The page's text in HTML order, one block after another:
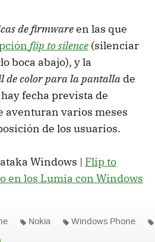
de firmwareen las que
flip to silence (silenciar
boca abajo), y la
de color para la pantalla de
fecha prevista de
aventuran varios meses
de los usuarios.
Windows | Flip to
en los Lumia con Windows
Nokia Windows Phone